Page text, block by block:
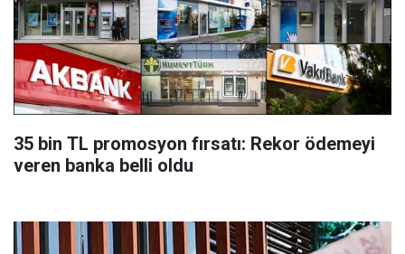
35 bin TL promosyon fırsatı: Rekor ödemeyi
veren banka belli oldu